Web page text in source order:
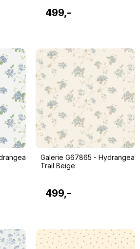
499,-
Galerie G67865 - Hydrangea
Trail Beige
499,-